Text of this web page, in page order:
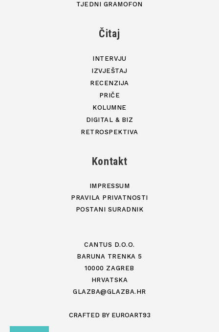
TJEDNI GRAMOFON
Čitaj
INTERVJU
IZVJEŠTAJ
RECENZIJA
PRIČE
KOLUMNE
DIGITAL & BIZ
RETROSPEKTIVA
Kontakt
IMPRESSUM
PRAVILA PRIVATNOSTI
POSTANI SURADNIK
CANTUS D.O.O.
BARUNA TRENKA 5
10000 ZAGREB
HRVATSKA
GLAZBA@GLAZBA.HR
CRAFTED BY EUROART93